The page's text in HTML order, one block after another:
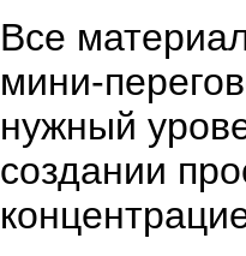
Все
мини-
нужный
создании